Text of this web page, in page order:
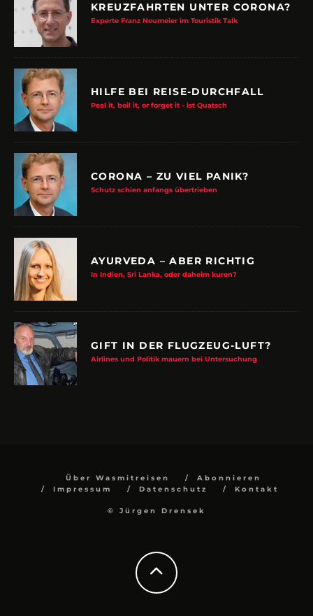
KREUZFAHRTEN UNTER CORONA?
Experte Franz Neumeier im Touristik Talk
HILFE BEI REISE-DURCHFALL
Peal it, boil it, or forget it - ist Quatsch
CORONA – ZU VIEL PANIK?
Schutz schien anfangs übertrieben
AYURVEDA – ABER RICHTIG
In Indien, Sri Lanka, oder daheim kuren?
GIFT IN DER FLUGZEUG-LUFT?
Airlines und Politik mauern bei Untersuchung
Über Wasmitreisen
Abonnieren
Impressum
Datenschutz Kontakt
© Jürgen Drensek